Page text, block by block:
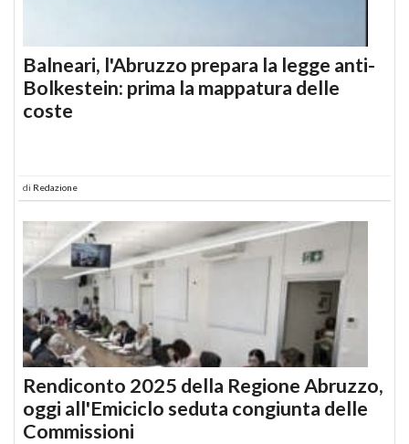
Balneari, l'Abruzzo prepara la legge anti-
Bolkestein: prima la mappatura delle
coste
di Redazione
Rendiconto 2025 della Regione Abruzzo,
oggi all'Emiciclo seduta congiunta delle
Commissioni